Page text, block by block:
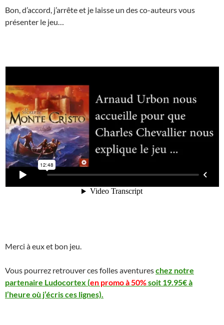
Bon, d’accord, j’arrête et je laisse un des co-auteurs vous
présenter le jeu…
Merci à eux et bon jeu.
Vous pourrez retrouver ces folles aventureschez notre
partenaire Ludocortex (en promo à 50%soit 19.95€ à
l’heure où j’écris ces lignes).